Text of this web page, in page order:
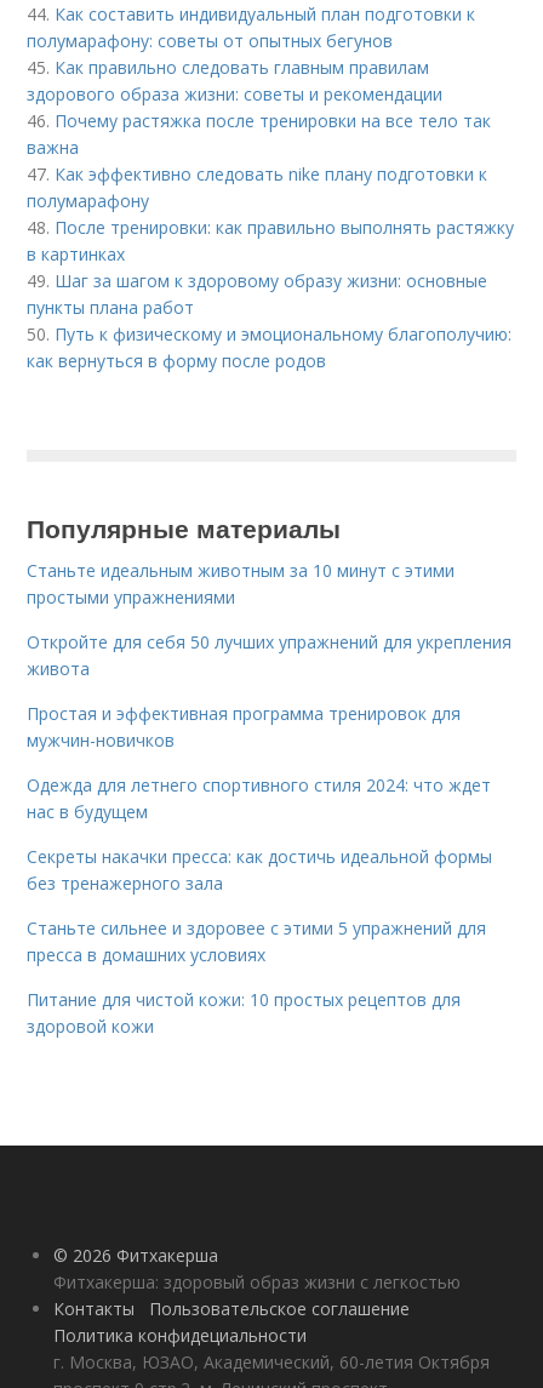
44. Как составить индивидуальный план подготовки к
полумарафону: советы от опытных бегунов
45. Как правильно следовать главным правилам
здорового образа жизни: советы и рекомендации
46. Почему растяжка после тренировки на все тело так
важна
47. Как эффективно следовать nike плану подготовки к
полумарафону
48. После тренировки: как правильно выполнять растяжку
в картинках
49. Шаг за шагом к здоровому образу жизни: основные
пункты плана работ
50. Путь к физическому и эмоциональному благополучию:
как вернуться в форму после родов
Популярные материалы
Станьте идеальным животным за 10 минут с этими
простыми упражнениями
Откройте для себя 50 лучших упражнений для укрепления
живота
Простая и эффективная программа тренировок для
мужчин-новичков
Одежда для летнего спортивного стиля 2024: что ждет
нас в будущем
Секреты накачки пресса: как достичь идеальной формы
без тренажерного зала
Станьте сильнее и здоровее с этими 5 упражнений для
пресса в домашних условиях
Питание для чистой кожи: 10 простых рецептов для
здоровой кожи
© 2026 Фитхакерша
Фитхакерша: здоровый образ жизни с легкостью
Контакты
Пользовательское соглашение
Политика конфидециальности
г. Москва, ЮЗАО, Академический, 60-летия Октября